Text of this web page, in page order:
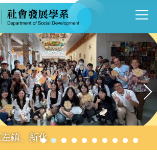
鎮、新化